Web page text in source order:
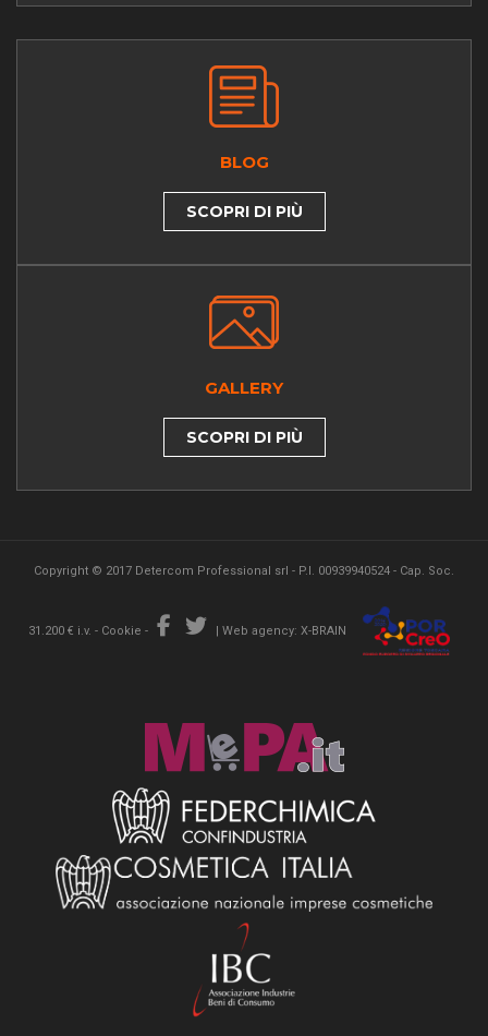
BLOG
SCOPRI DI PIÙ
GALLERY
SCOPRI DI PIÙ
Copyright © 2017 Detercom Professional srl - P.I. 00939940524 - Cap. Soc.
31.200 € i.v. - Cookie - | Web agency: X-BRAIN